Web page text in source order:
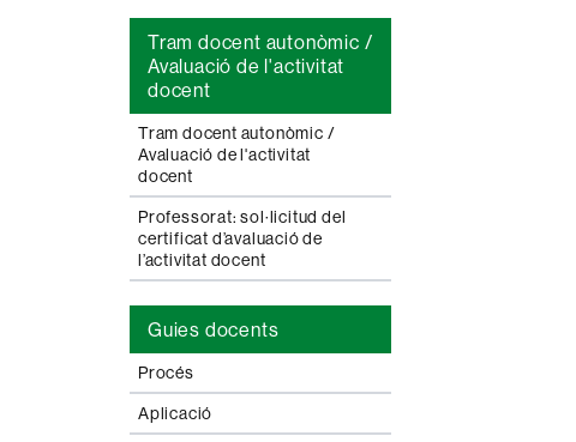
Tram docent autonòmic /
Avaluació de l'activitat
docent
Tram docent autonòmic /
Avaluació de l'activitat
docent
Professorat: sol·licitud del
certificat d’avaluació de
l’activitat docent
Guies docents
Procés
Aplicació